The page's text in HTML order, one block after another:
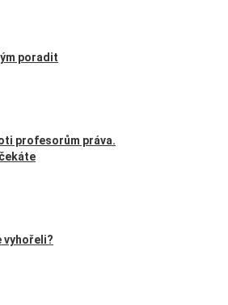
poradit
profesorům práva.
vyhořeli?